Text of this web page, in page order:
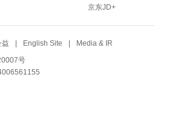
京东JD+
益 English Site Media & IR
号